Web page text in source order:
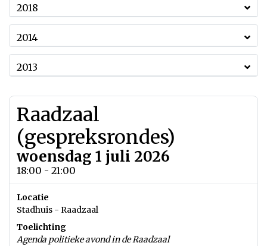
2018
2014
2013
Raadzaal
(gespreksrondes)
woensdag 1 juli 2026
18:00 - 21:00
Locatie
Stadhuis - Raadzaal
Toelichting
Agenda politieke avond in de Raadzaal